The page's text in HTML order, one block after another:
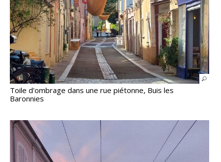
Toile d'ombrage dans une rue piétonne, Buis les
Baronnies